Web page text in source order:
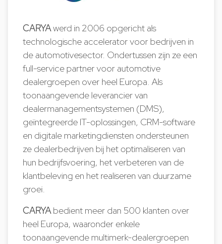
CARYAwerd in 2006 opgericht als
technologische accelerator voor bedrijven in
de automotivesector. Ondertussen zijn ze een
full-service partner voor automotive
dealergroepen over heel Europa. Als
toonaangevende leverancier van
dealermanagementsystemen (DMS),
geïntegreerde IT-oplossingen, CRM-software
en digitale marketingdiensten ondersteunen
ze dealerbedrijven bij het optimaliseren van
hun bedrijfsvoering, het verbeteren van de
klantbeleving en het realiseren van duurzame
groei.
CARYAbedient meer dan 500 klanten over
heel Europa, waaronder enkele
toonaangevende multimerk-dealergroepen